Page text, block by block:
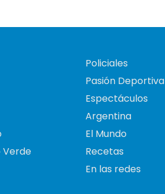
Verde
Policiales
Pasión Deportiva
Espectáculos
Argentina
El Mundo
Recetas
En las redes